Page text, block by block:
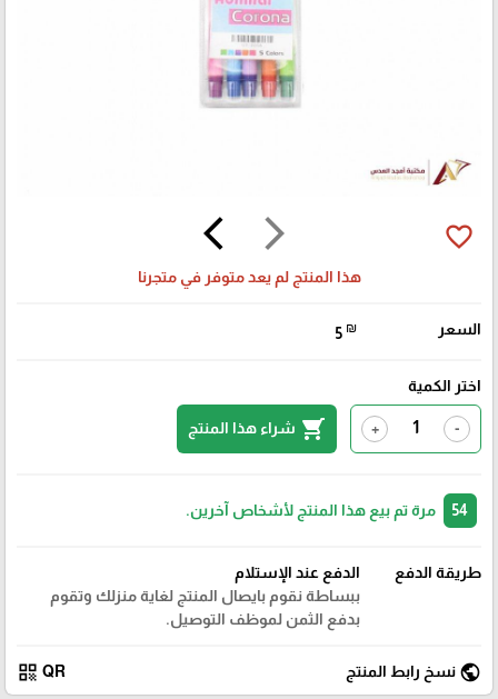
arrow_forward_ios
arrow_back_ios favorite_border
هذا المنتج لم يعد متوفر في متجرنا
السعر 5 ₪
اختر الكمية
-
+
shopping_cart شراء هذا المنتج
مرة تم بيع هذا المنتج لأشخاص آخرين.
طريقة الدفع
الدفع عند الإستلام
ببساطة نقوم بايصال المنتج لغاية منزلك وتقوم
بدفع الثمن لموظف التوصيل.
public نسخ رابط المنتج QR
qr_code